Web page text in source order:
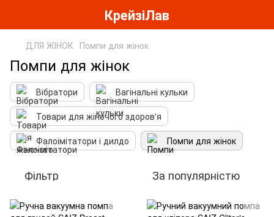
КрейзіЛав
ДЛЯ ЖІНОК Помпи для жінок
Помпи для жінок
Вібратори
Вагінальні кульки
Товари для жіночого здоров'я
Фалоімітатори і дилдо
Помпи для жінок
Фільтр За популярністю